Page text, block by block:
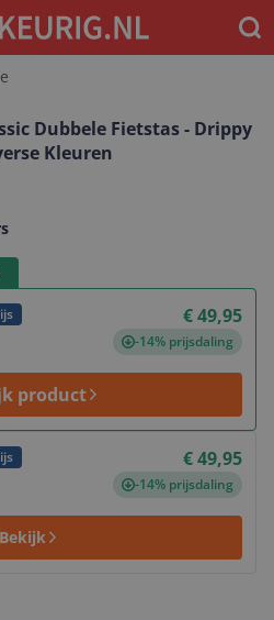
Dubbele Fietstas - Drippy
Kleuren
€ 49,95
-14% prijsdaling
product
€ 49,95
-14% prijsdaling
Bekijk